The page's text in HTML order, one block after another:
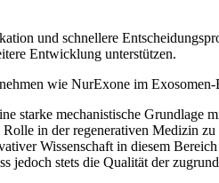
und schnellere
Entwicklung unterstützen.
wie NurExone im Exosomen-
starke mechanistische Grundlage
in der regenerativen Medizin zu
Wissenschaft in diesem
jedoch stets die Qualität der